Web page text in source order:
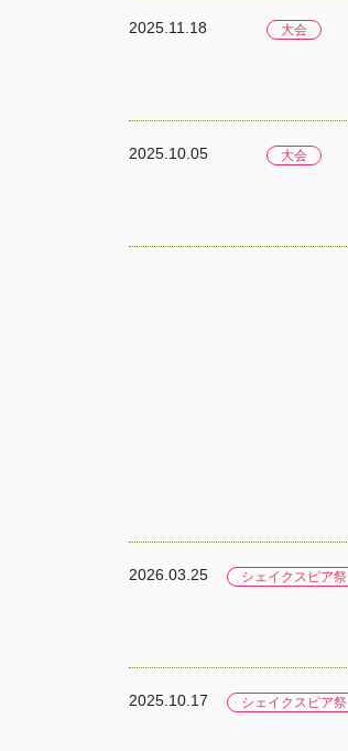
2025.11.18 大会
2025.10.05 大会
2026.03.25 シェイクスピア祭
2025.10.17 シェイクスピア祭